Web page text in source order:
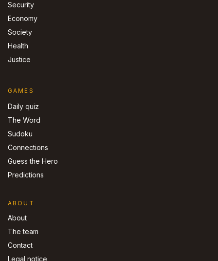
Security
Economy
Society
Health
Justice
GAMES
Daily quiz
The Word
Sudoku
Connections
Guess the Hero
Predictions
ABOUT
About
The team
Contact
Legal notice